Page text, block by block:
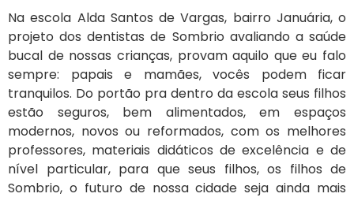
Na escola Alda Santos de Vargas, bairro Januária, o
projeto dos dentistas de Sombrio avaliando a saúde
bucal de nossas crianças, provam aquilo que eu falo
sempre: papais e mamães, vocês podem ficar
tranquilos. Do portão pra dentro da escola seus filhos
estão seguros, bem alimentados, em espaços
modernos, novos ou reformados, com os melhores
professores, materiais didáticos de excelência e de
nível particular, para que seus filhos, os filhos de
Sombrio, o futuro de nossa cidade seja ainda mais